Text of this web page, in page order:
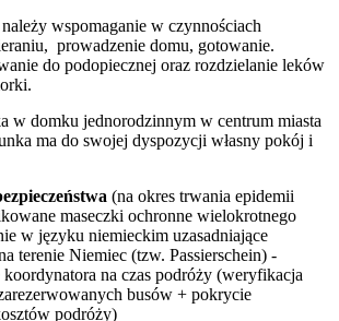
wspomaganie w czynnościach
prowadzenie domu, gotowanie.
do podopiecznej oraz rozdzielanie leków
w domku jednorodzinnym w centrum miasta
ma do swojej dyspozycji własny pokój i
(na okres trwania epidemii
maseczki ochronne wielokrotnego
w języku niemieckim uzasadniające
terenie Niemiec (tzw. Passierschein) -
na czas podróży (weryfikacja
busów + pokrycie
podróży)